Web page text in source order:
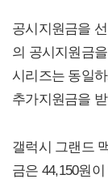
공시지원금을
의 공시지원금
시리즈는 동일
추가지원금을
갤럭시 그랜드
금은 44,150원